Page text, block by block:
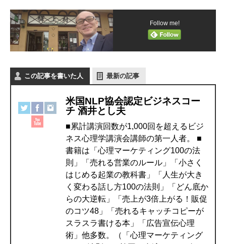
Follow me!
この記事を書いた人 最新の記事
米国NLP協会認定ビジネスコー
チ 酒井とし夫
■累計講演回数が1,000回を超えるビジ
ネス心理学講演会講師の第一人者。 ■
書籍は「心理マーケティング100の法
則」「売れる営業のルール」「小さく
はじめる起業の教科書」「人生が大き
く変わる話し方100の法則」「どん底か
らの大逆転」「売上が3倍上がる！販促
のコツ48」「売れるキャッチコピーが
スラスラ書ける本」「広告宣伝心理
術」他多数。（「心理マーケティング